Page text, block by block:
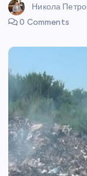
Никола
0 Comments